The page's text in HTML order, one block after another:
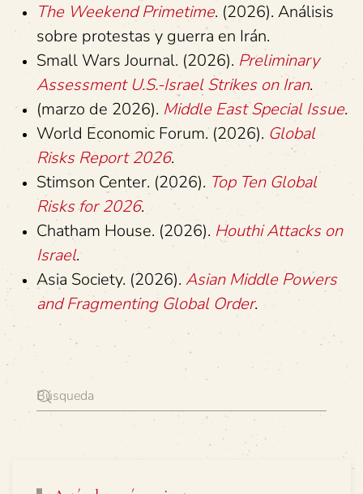
The Weekend Primetime. (2026). Análisis
sobre protestas y guerra en Irán.
Small Wars Journal. (2026). Preliminary
Assessment U.S.-Israel Strikes on Iran.
(marzo de 2026). Middle East Special Issue.
World Economic Forum. (2026). Global
Risks Report 2026.
Stimson Center. (2026). Top Ten Global
Risks for 2026.
Chatham House. (2026). Houthi Attacks on
Israel.
Asia Society. (2026). Asian Middle Powers
and Fragmenting Global Order.